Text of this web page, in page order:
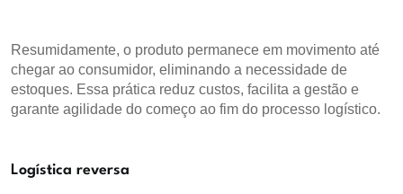
Resumidamente, o produto permanece em movimento até
chegar ao consumidor, eliminando a necessidade de
estoques. Essa prática reduz custos, facilita a gestão e
garante agilidade do começo ao fim do processo logístico.
Logística reversa